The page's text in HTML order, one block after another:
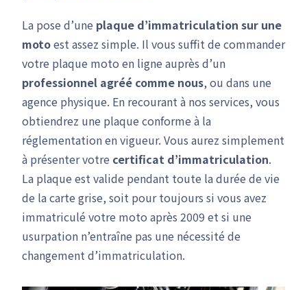
La pose d’une plaque d’immatriculation sur une
motoest assez simple. Il vous suffit de commander
votre plaque moto en ligne auprès d’un
professionnel agréé comme nous, ou dans une
agence physique. En recourant à nos services, vous
obtiendrez une plaque conforme à la
réglementation en vigueur. Vous aurez simplement
à présenter votre certificat d’immatriculation.
La plaque est valide pendant toute la durée de vie
de la carte grise, soit pour toujours si vous avez
immatriculé votre moto après 2009 et si une
usurpation n’entraîne pas une nécessité de
changement d’immatriculation.